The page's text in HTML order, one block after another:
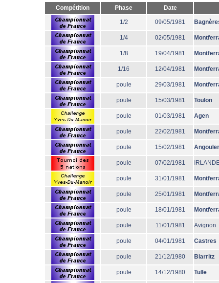
Compétition Phase Date
1/2 09/05/1981
1/4 02/05/1981
1/8 19/04/1981
1/16 12/04/1981
poule 29/03/1981
poule 15/03/1981 Toulon
poule 01/03/1981 Agen
poule 22/02/1981
poule 15/02/1981
poule 07/02/1981
poule 31/01/1981
poule 25/01/1981
poule 18/01/1981
poule 11/01/1981 Avignon
poule 04/01/1981 Castres
poule 21/12/1980 Biarritz
poule 14/12/1980 Tulle